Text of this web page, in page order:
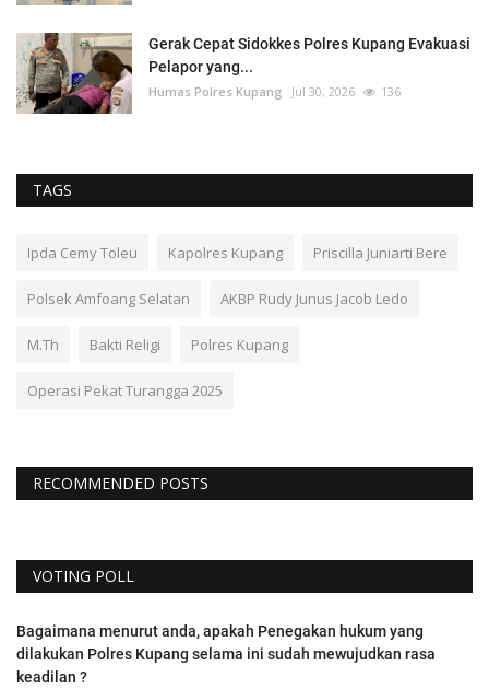
Gerak Cepat Sidokkes Polres Kupang Evakuasi
Pelapor yang...
Humas Polres Kupang Jul 30, 2026 136
TAGS
Ipda Cemy Toleu Kapolres Kupang Priscilla Juniarti Bere
Polsek Amfoang Selatan AKBP Rudy Junus Jacob Ledo
M.Th Bakti Religi Polres Kupang
Operasi Pekat Turangga 2025
RECOMMENDED POSTS
VOTING POLL
Bagaimana menurut anda, apakah Penegakan hukum yang
dilakukan Polres Kupang selama ini sudah mewujudkan rasa
keadilan ?